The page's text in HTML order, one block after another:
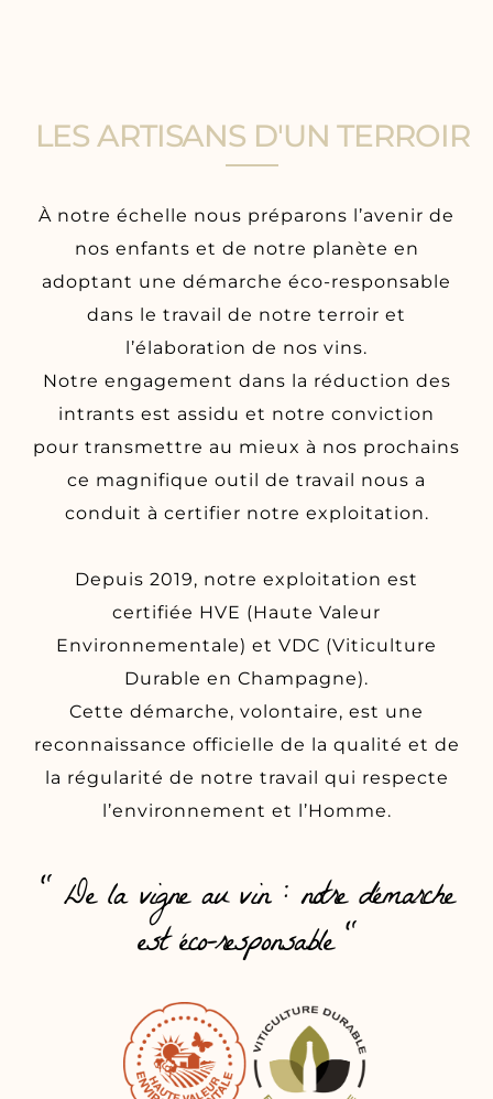
LES ARTISANS D'UN TERROIR
À notre échelle nous préparons l’avenir de
nos enfants et de notre planète en
adoptant une démarche éco-responsable
dans le travail de notre terroir et
l’élaboration de nos vins.
Notre engagement dans la réduction des
intrants est assidu et notre conviction
pour transmettre au mieux à nos prochains
ce magnifique outil de travail nous a
conduit à certifier notre exploitation.
Depuis 2019, notre exploitation est
certifiée HVE (Haute Valeur
Environnementale) et VDC (Viticulture
Durable en Champagne).
Cette démarche, volontaire, est une
reconnaissance officielle de la qualité et de
la régularité de notre travail qui respecte
l’environnement et l’Homme.
" De la vigne au vin : notre démarche
est éco-responsable "